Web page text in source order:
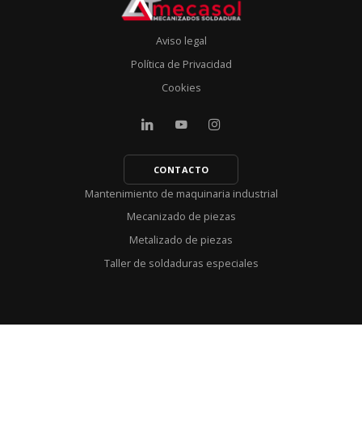
Aviso legal
Política de Privacidad
Cookies
CONTACTO
Mantenimiento de maquinaria industrial
Mecanizado de piezas
Metalizado de piezas
Taller de soldaduras especiales